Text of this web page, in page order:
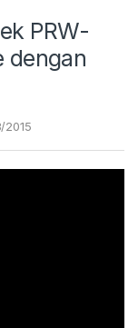
PRW-
dengan
2015